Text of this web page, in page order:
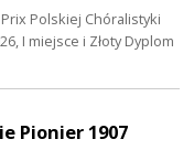
Polskiej Chóralistyki
I miejsce i Złoty Dyplom
Pionier 1907